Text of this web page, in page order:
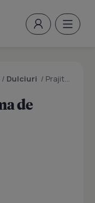
/ Dulciuri / Prajitura Kiss cu spuma de capsuni
de